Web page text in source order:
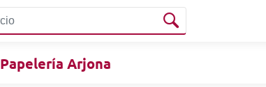
Papelería Arjona